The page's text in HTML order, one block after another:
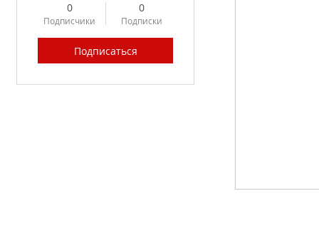
0
Подписчики
0
Подписки
Подписаться